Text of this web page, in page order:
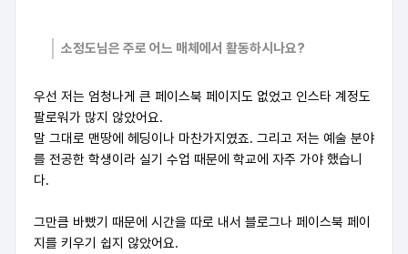
소정도님은 주로 어느 매체에서 활동하시나요?
우선 저는 엄청나게 큰 페이스북 페이지도 없었고 인스타 계정도
팔로워가 많지 않았어요.
말 그대로 맨땅에 헤딩이나 마찬가지였죠. 그리고 저는 예술 분야
를 전공한 학생이라 실기 수업 때문에 학교에 자주 가야 했습니
다.
그만큼 바빴기 때문에 시간을 따로 내서 블로그나 페이스북 페이
지를 키우기 쉽지 않았어요.